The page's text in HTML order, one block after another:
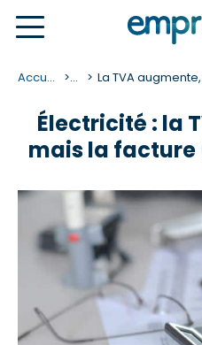
Accueil ... La TVA
Électricité : la
mais la facture